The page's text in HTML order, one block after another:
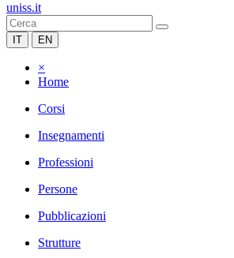
uniss.it
IT EN
×
Home
Corsi
Insegnamenti
Professioni
Persone
Pubblicazioni
Strutture